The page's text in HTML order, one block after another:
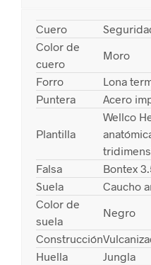
Cuero
Color de
cuero
Moro
Forro
Lona
Puntera
Acero
Plantilla
Wellco
Falsa
Bontex
Suela
Caucho
Color de
suela
Negro
Construcción
Huella
Jungla